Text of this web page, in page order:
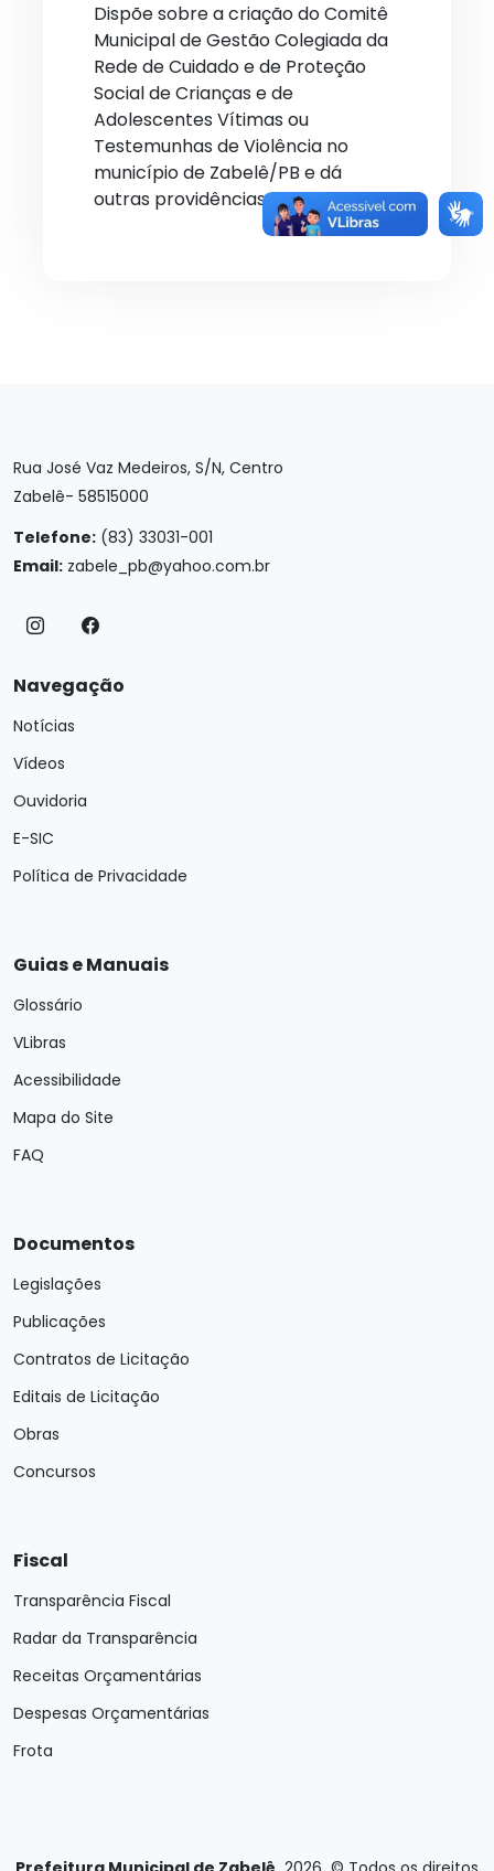
Dispõe sobre a criação do Comitê
Municipal de Gestão Colegiada da
Rede de Cuidado e de Proteção
Social de Crianças e de
Adolescentes Vítimas ou
Testemunhas de Violência no
município de Zabelê/PB e dá
outras providências.
Rua José Vaz Medeiros, S/N, Centro
Zabelê- 58515000
Telefone: (83) 33031-001
Email: zabele_pb@yahoo.com.br
Navegação
Notícias
Vídeos
Ouvidoria
E-SIC
Política de Privacidade
Guias e Manuais
Glossário
VLibras
Acessibilidade
Mapa do Site
FAQ
Documentos
Legislações
Publicações
Contratos de Licitação
Editais de Licitação
Obras
Concursos
Fiscal
Transparência Fiscal
Radar da Transparência
Receitas Orçamentárias
Despesas Orçamentárias
Frota